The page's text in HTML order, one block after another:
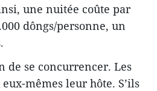
une nuitée coûte par
dôngs/personne, un
de se concurrencer. Les
mêmes leur hôte. S’ils